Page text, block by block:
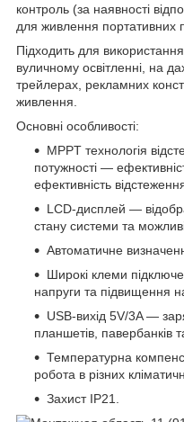
контроль (за наявності
для живлення портативних
Підходить для
вуличному освітленні, на
трейлерах, рекламних
живлення.
Основні особливості:
MPPT технологія
потужності —
ефективність
LCD-дисплей —
стану системи та
Автоматичне
Широкі клеми
напруги та підвищення
USB-вихід 5V/3A —
планшетів, павербанків
Температурна
робота в різних
Захист IP21.